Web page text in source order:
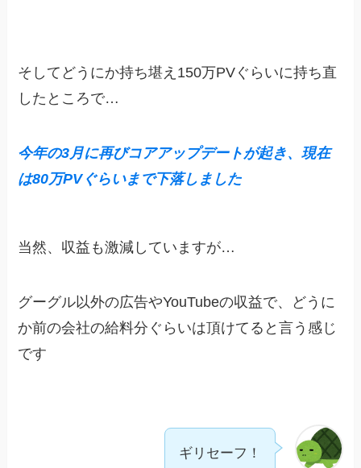
そしてどうにか持ち堪え150万PVぐらいに持ち直
したところで…
今年の3月に再びコアアップデートが起き、現在
は80万PVぐらいまで下落しました
当然、収益も激減していますが…
グーグル以外の広告やYouTubeの収益で、どうに
か前の会社の給料分ぐらいは頂けてると言う感じ
です
ギリセーフ！